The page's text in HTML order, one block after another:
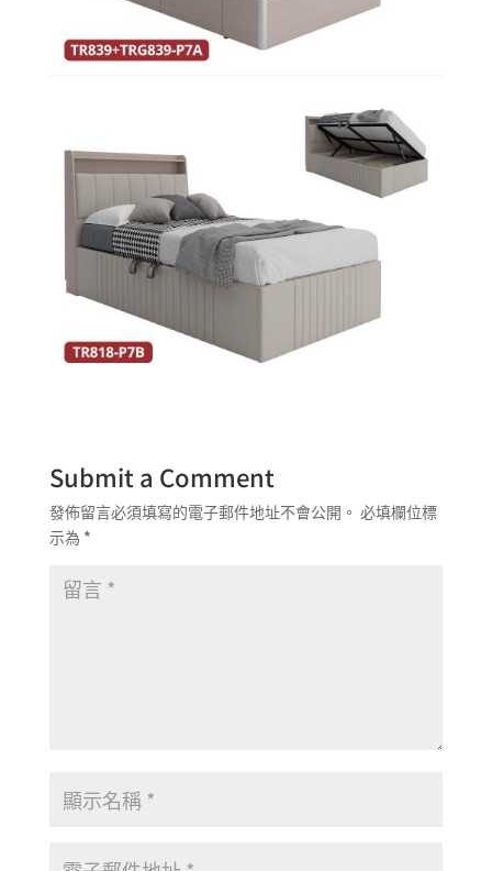
Submit a Comment
發佈留言必須填寫的電子郵件地址不會公開。 必填欄位標
示為 *